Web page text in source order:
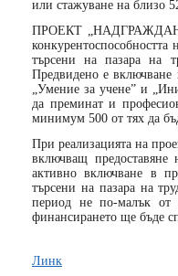
или стажуване на близо
ПРОЕКТ
търсени на пазара на
Предвидено е включване
„Умение за учене” и
да преминат и
минимум 500 от тях да
При реализацията на
включващ предоставяне
активно включване в
търсени на пазара на
период не по-малък от
финансирането ще бъде
Линк